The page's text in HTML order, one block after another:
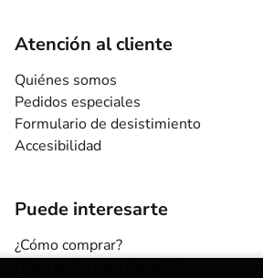
Atención al cliente
Quiénes somos
Pedidos especiales
Formulario de desistimiento
Accesibilidad
Puede interesarte
¿Cómo comprar?